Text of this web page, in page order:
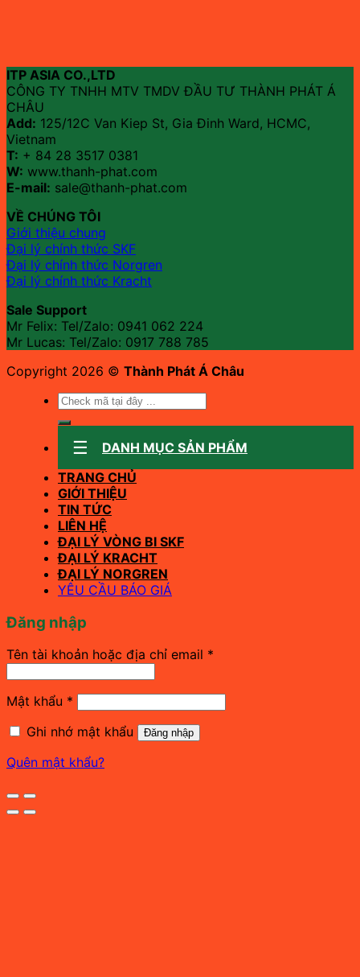
ITP ASIA CO.,LTD
CÔNG TY TNHH MTV TMDV ĐẦU TƯ THÀNH PHÁT Á
CHÂU
Add: 125/12C Van Kiep St, Gia Đinh Ward, HCMC,
Vietnam
T: + 84 28 3517 0381
W: www.thanh-phat.com
E-mail: sale@thanh-phat.com
VỀ CHÚNG TÔI
Giới thiệu chung
Đại lý chính thức SKF
Đại lý chính thức Norgren
Đại lý chính thức Kracht
Sale Support
Mr Felix: Tel/Zalo: 0941 062 224
Mr Lucas: Tel/Zalo: 0917 788 785
Copyright 2026 © Thành Phát Á Châu
Tìm
kiếm:
DANH MỤC SẢN PHẨM
TRANG CHỦ
GIỚI THIỆU
TIN TỨC
LIÊN HỆ
ĐẠI LÝ VÒNG BI SKF
ĐẠI LÝ KRACHT
ĐẠI LÝ NORGREN
YÊU CẦU BÁO GIÁ
Đăng nhập
Tên tài khoản hoặc địa chỉ email *
Mật khẩu *
Ghi nhớ mật khẩu
Đăng nhập
Quên mật khẩu?